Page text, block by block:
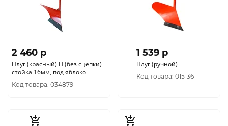
2 460 p
Плуг (красный) Н (без сцепки)
стойка 16мм, под яблоко
Код товара: 034879
1 539 p
Плуг (ручной)
Код товара: 015136